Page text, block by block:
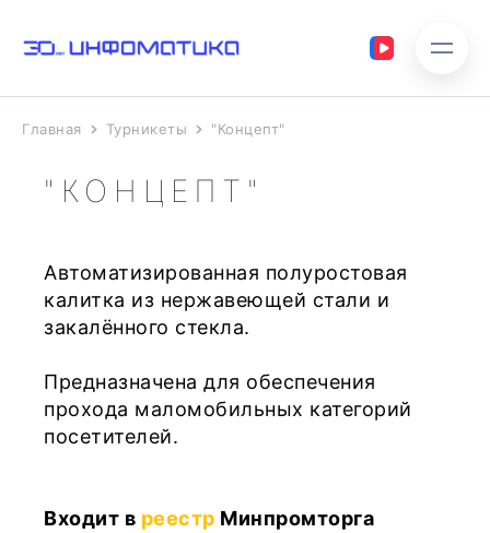
Главная Турникеты "Концепт"
"КОНЦЕПТ"
Автоматизированная полуростовая
калитка из нержавеющей стали и
закалённого стекла.
Предназначена для обеспечения
прохода маломобильных категорий
посетителей.
Входит в реестр Минпромторга